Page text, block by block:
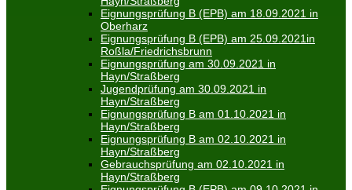
Eignungsprüfung B (EPB) am 18.09.2021 in
Oberharz
Eignungsprüfung B (EPB) am 25.09.2021in
Roßla/Friedrichsbrunn
Eignungsprüfung am 30.09.2021 in
Hayn/Straßberg
Jugendprüfung am 30.09.2021 in
Hayn/Straßberg
Eignungsprüfung B am 01.10.2021 in
Hayn/Straßberg
Eignungsprüfung B am 02.10.2021 in
Hayn/Straßberg
Gebrauchsprüfung am 02.10.2021 in
Hayn/Straßberg